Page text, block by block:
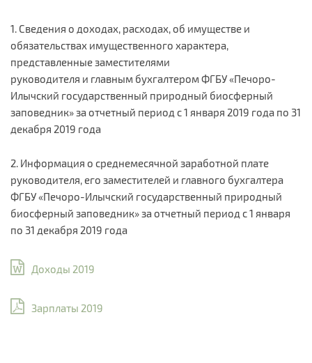
1. Сведения о доходах, расходах, об имуществе и
обязательствах имущественного характера,
представленные заместителями
руководителя и главным бухгалтером ФГБУ «Печоро-
Илычский государственный природный биосферный
заповедник» за отчетный период с 1 января 2019 года по 31
декабря 2019 года
2. Информация о среднемесячной заработной плате
руководителя, его заместителей и главного бухгалтера
ФГБУ «Печоро-Илычский государственный природный
биосферный заповедник» за отчетный период с 1 января
по 31 декабря 2019 года
Доходы 2019
Зарплаты 2019